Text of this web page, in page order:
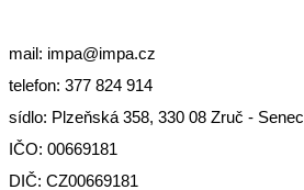
mail: impa@impa.cz
telefon: 377 824 914
sídlo: Plzeňská 358, 330 08 Zruč - Senec
IČO: 00669181
DIČ: CZ00669181